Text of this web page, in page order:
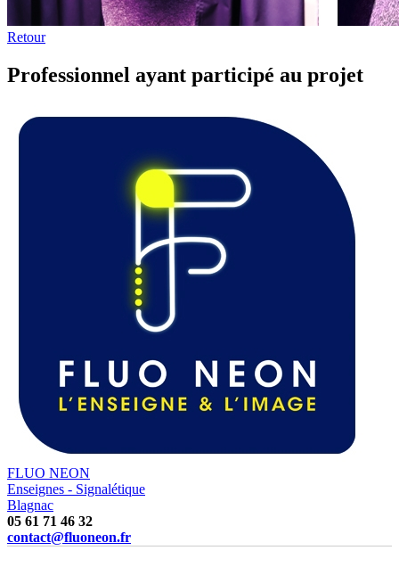
Retour
Professionnel ayant participé au projet
FLUO NEON
Enseignes - Signalétique
Blagnac
05 61 71 46 32
contact@fluoneon.fr